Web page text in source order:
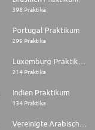
398 Praktika
Portugal Praktikum
299 Praktika
214 Praktika
Indien Praktikum
134 Praktika
Vereinigte Arabische Emirate Praktikum